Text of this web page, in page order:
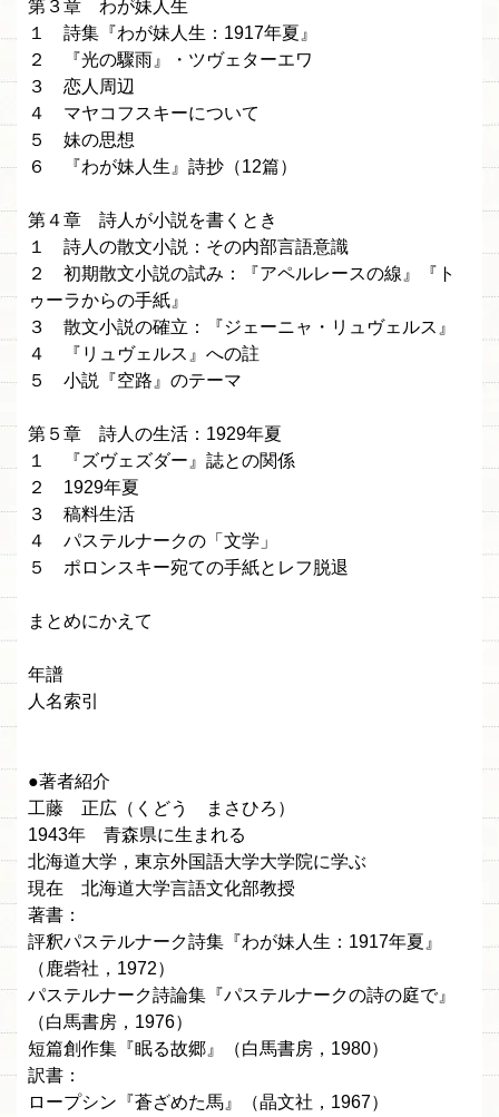
第３章 わが妹人生
１ 詩集『わが妹人生：1917年夏』
２ 『光の驟雨』・ツヴェターエワ
３ 恋人周辺
４ マヤコフスキーについて
５ 妹の思想
６ 『わが妹人生』詩抄（12篇）
第４章 詩人が小説を書くとき
１ 詩人の散文小説：その内部言語意識
２ 初期散文小説の試み：『アペルレースの線』『ト
ゥーラからの手紙』
３ 散文小説の確立：『ジェーニャ・リュヴェルス』
４ 『リュヴェルス』への註
５ 小説『空路』のテーマ
第５章 詩人の生活：1929年夏
１ 『ズヴェズダー』誌との関係
２ 1929年夏
３ 稿料生活
４ パステルナークの「文学」
５ ポロンスキー宛ての手紙とレフ脱退
まとめにかえて
年譜
人名索引
●著者紹介
工藤 正広（くどう まさひろ）
1943年 青森県に生まれる
北海道大学，東京外国語大学大学院に学ぶ
現在 北海道大学言語文化部教授
著書：
評釈パステルナーク詩集『わが妹人生：1917年夏』
（鹿砦社，1972）
パステルナーク詩論集『パステルナークの詩の庭で』
（白馬書房，1976）
短篇創作集『眠る故郷』（白馬書房，1980）
訳書：
ロープシン『蒼ざめた馬』（晶文社，1967）